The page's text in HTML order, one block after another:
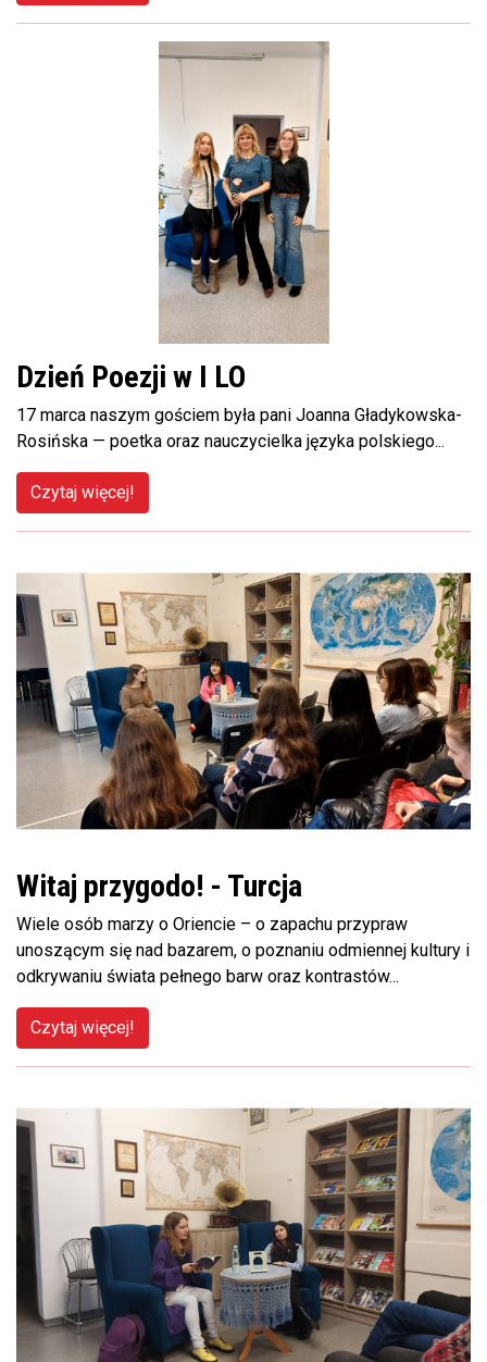
Dzień Poezji w I LO
17 marca naszym gościem była pani Joanna Gładykowska-
Rosińska — poetka oraz nauczycielka języka polskiego...
Czytaj więcej!
Witaj przygodo! - Turcja
Wiele osób marzy o Oriencie – o zapachu przypraw
unoszącym się nad bazarem, o poznaniu odmiennej kultury i
odkrywaniu świata pełnego barw oraz kontrastów...
Czytaj więcej!